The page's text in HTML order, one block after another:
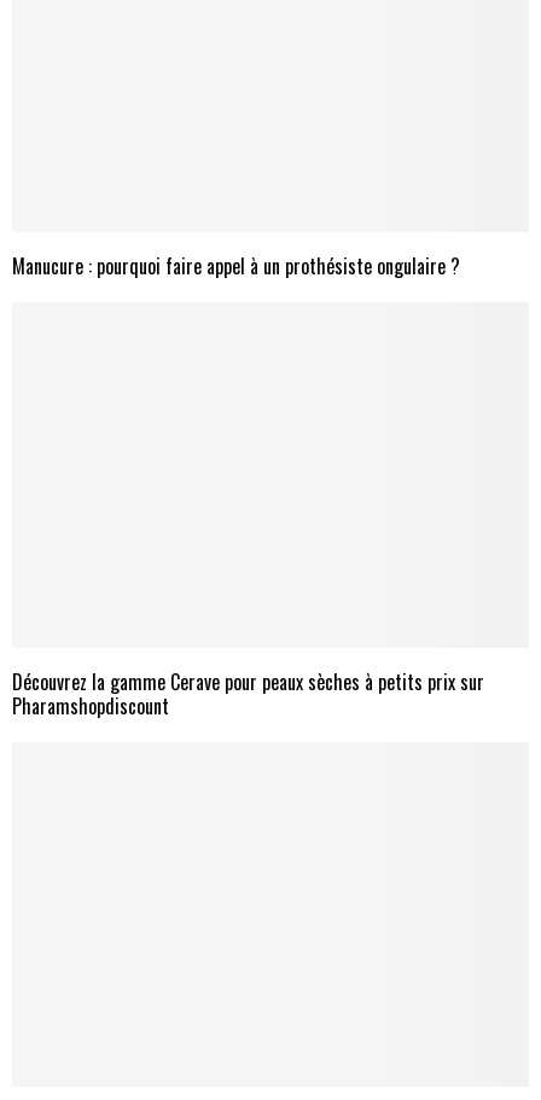
Manucure : pourquoi faire appel à un prothésiste ongulaire ?
Découvrez la gamme Cerave pour peaux sèches à petits prix sur
Pharamshopdiscount